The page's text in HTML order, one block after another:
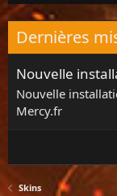
Dernières
Nouvelle
Nouvelle
Mercy.fr
Skins